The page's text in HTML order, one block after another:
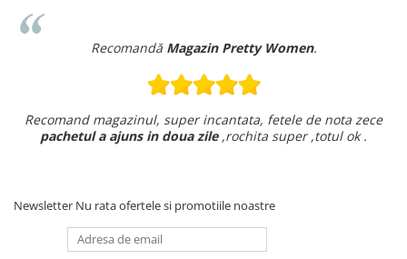
Recomandă Magazin Pretty Women.
Recomand magazinul, super incantata, fetele de nota zece
pachetul a ajuns in doua zile,rochita super ,totul ok .
Newsletter Nu rata ofertele si promotiile noastre